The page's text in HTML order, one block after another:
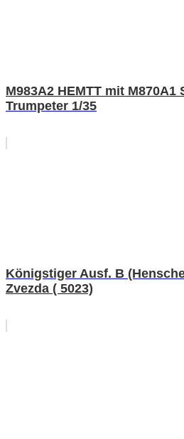
M983A2 HEMTT mit M870A1
Trumpeter 1/35
Königstiger Ausf. B
Zvezda ( 5023)